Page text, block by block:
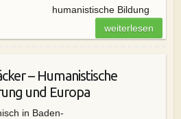
humanistische Bildung
weiterlesen
– Humanistische
und Europa
in Baden-